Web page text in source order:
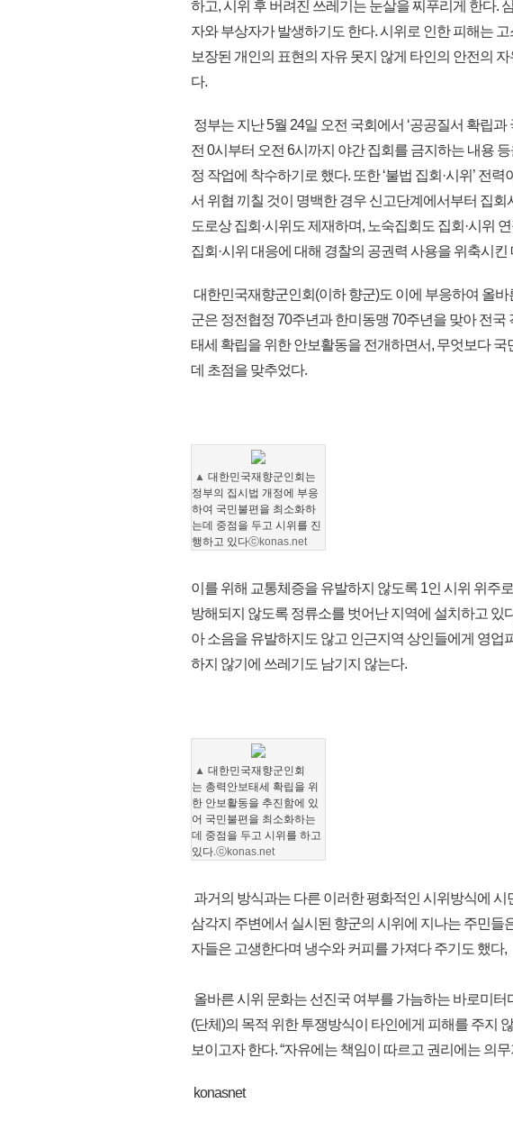
하고, 시위 후 버려진 쓰레기는 눈살을 찌푸리게 한다.
자와 부상자가 발생하기도 한다. 시위로 인한 피해는
보장된 개인의 표현의 자유 못지 않게 타인의 안전의
다.
정부는 지난 5월 24일 오전 국회에서 ‘공공질서 확립
전 0시부터 오전 6시까지 야간 집회를 금지하는 내용
정 작업에 착수하기로 했다. 또한 ‘불법 집회·시위’ 전
서 위협 끼칠 것이 명백한 경우 신고단계에서부터 집
도로상 집회·시위도 제재하며, 노숙집회도 집회·시위
집회·시위 대응에 대해 경찰의 공권력 사용을 위축시
대한민국재향군인회(이하 향군)도 이에 부응하여 올
군은 정전협정 70주년과 한미동맹 70주년을 맞아 전
태세 확립을 위한 안보활동을 전개하면서, 무엇보다
데 초점을 맞추었다.
▲ 대한민국재향군인회는
정부의 집시법 개정에 부응
하여 국민불편을 최소화하
는데 중점을 두고 시위를 진
행하고 있다ⓒkonas.net
이를 위해 교통체증을 유발하지 않도록 1인 시위 위주
방해되지 않도록 정류소를 벗어난 지역에 설치하고 있
아 소음을 유발하지도 않고 인근지역 상인들에게 영업
하지 않기에 쓰레기도 남기지 않는다.
▲ 대한민국재향군인회
는 총력안보태세 확립을 위
한 안보활동을 추진함에 있
어 국민불편을 최소화하는
데 중점을 두고 시위를 하고
있다.ⓒkonas.net
과거의 방식과는 다른 이러한 평화적인 시위방식에
삼각지 주변에서 실시된 향군의 시위에 지나는 주민들
자들은 고생한다며 냉수와 커피를 가져다 주기도 했다,
올바른 시위 문화는 선진국 여부를 가늠하는 바로미
(단체)의 목적 위한 투쟁방식이 타인에게 피해를 주지
보이고자 한다. “자유에는 책임이 따르고 권리에는 의무
konasnet